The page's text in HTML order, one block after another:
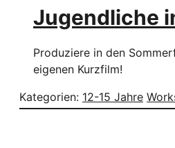
Jugendliche
Produziere in den
eigenen Kurzfilm!
Kategorien: 12-15 Jahre